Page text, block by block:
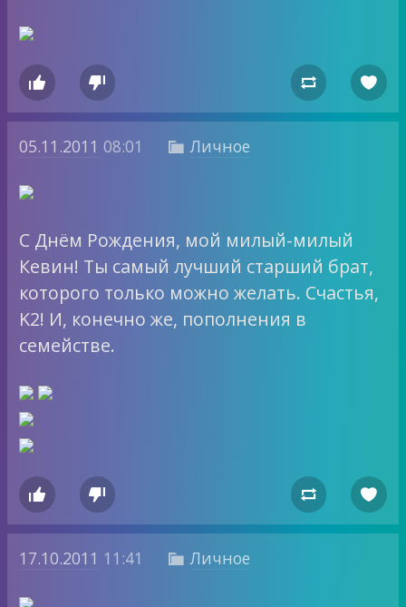
   
05.11.2011 08:01  Личное
С Днём Рождения, мой милый-милый
Кевин! Ты самый лучший старший брат,
которого только можно желать. Счастья,
K2! И, конечно же, пополнения в
семействе.
   
17.10.2011 11:41  Личное